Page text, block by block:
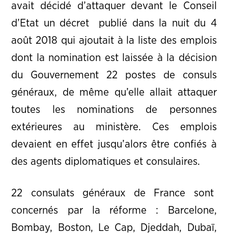
avait décidé d’attaquer devant le Conseil
d’Etat un décret
publié dans la nuit du 4
août 2018 qui ajoutait à la liste des emplois
dont la nomination est laissée à la décision
du Gouvernement 22 postes de consuls
généraux, de même qu’elle allait attaquer
toutes les nominations de personnes
extérieures au ministère. Ces emplois
devaient en effet jusqu’alors être confiés à
des agents diplomatiques et consulaires.
22 consulats généraux de France sont
concernés par la réforme : Barcelone,
Bombay, Boston, Le Cap, Djeddah, Dubaï,